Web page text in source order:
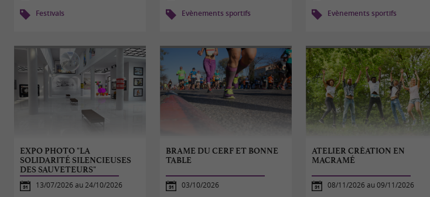
Festivals Evènements sportifs Evènements sportifs
EXPO PHOTO "LA
SOLIDARITÉ SILENCIEUSES
DES SAUVETEURS"
13/07/2026 au 24/10/2026
BRAME DU CERF ET BONNE
TABLE
03/10/2026
ATELIER CRÉATION EN
MACRAMÉ
08/11/2026 au 09/11/2026